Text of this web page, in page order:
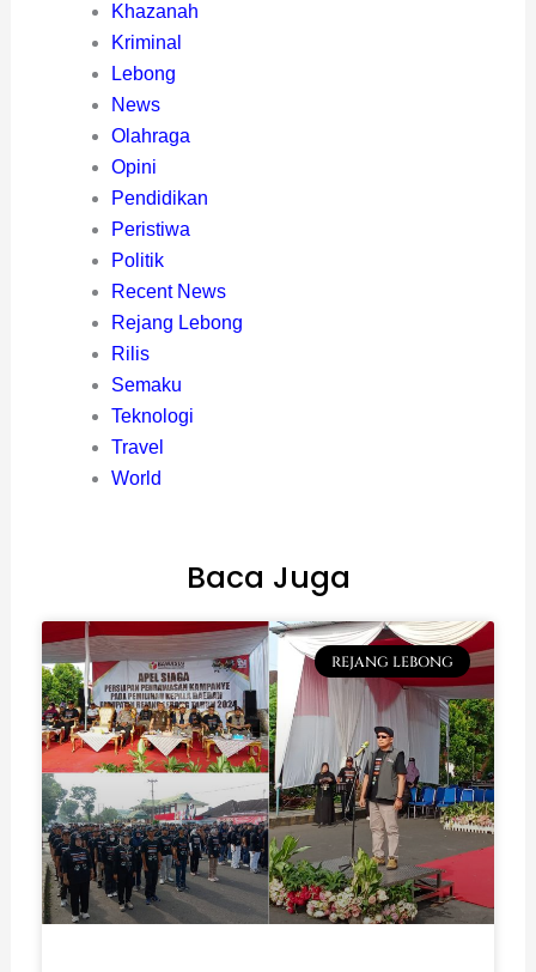
Khazanah
Kriminal
Lebong
News
Olahraga
Opini
Pendidikan
Peristiwa
Politik
Recent News
Rejang Lebong
Rilis
Semaku
Teknologi
Travel
World
Baca Juga
REJANG LEBONG